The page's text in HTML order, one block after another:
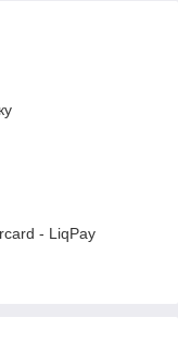
- LiqPay